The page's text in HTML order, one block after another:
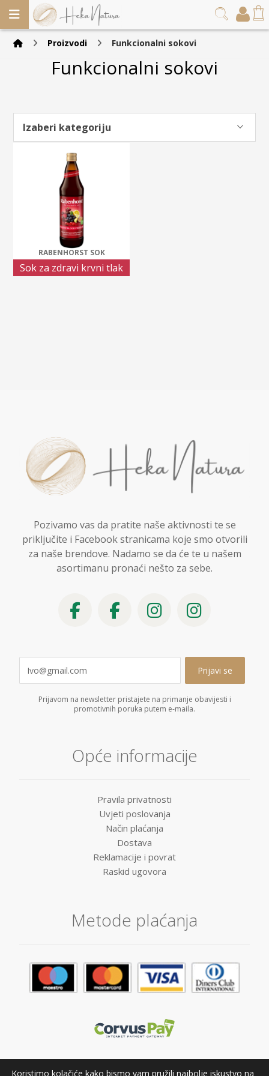
Proizvodi Funkcionalni sokovi
Funkcionalni sokovi
Izaberi kategoriju
RABENHORST SOK
Sok za zdravi krvni tlak
Pozivamo vas da pratite naše aktivnosti te se
priključite i Facebook stranicama koje smo otvorili
za naše brendove. Nadamo se da će te u našem
asortimanu pronaći nešto za sebe.
Prijavom na newsletter pristajete na primanje obavijesti i
promotivnih poruka putem e-maila.
Opće informacije
Pravila privatnosti
Uvjeti poslovanja
Način plaćanja
Dostava
Reklamacije i povrat
Raskid ugovora
Metode plaćanja
Koristimo kolačiće kako bismo vam pružili najbolje iskustvo na